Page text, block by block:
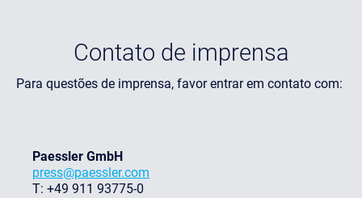
Contato de imprensa
Para questões de imprensa, favor entrar em contato com:
Paessler GmbH
press@paessler.com
T: +49 911 93775-0